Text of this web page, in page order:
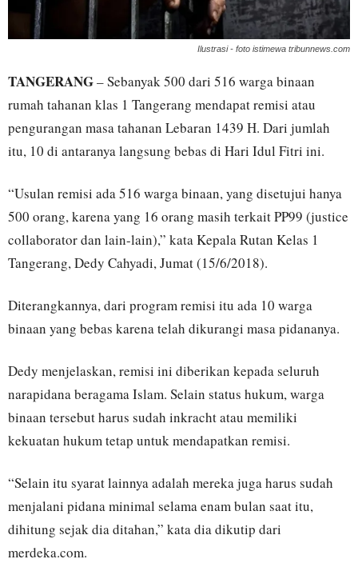
Ilustrasi - foto istimewa tribunnews.com
TANGERANG– Sebanyak 500 dari 516 warga binaan
rumah tahanan klas 1 Tangerang mendapat remisi atau
pengurangan masa tahanan Lebaran 1439 H. Dari jumlah
itu, 10 di antaranya langsung bebas di Hari Idul Fitri ini.
“Usulan remisi ada 516 warga binaan, yang disetujui hanya
500 orang, karena yang 16 orang masih terkait PP99 (justice
collaborator dan lain-lain),” kata Kepala Rutan Kelas 1
Tangerang, Dedy Cahyadi, Jumat (15/6/2018).
Diterangkannya, dari program remisi itu ada 10 warga
binaan yang bebas karena telah dikurangi masa pidananya.
Dedy menjelaskan, remisi ini diberikan kepada seluruh
narapidana beragama Islam. Selain status hukum, warga
binaan tersebut harus sudah inkracht atau memiliki
kekuatan hukum tetap untuk mendapatkan remisi.
“Selain itu syarat lainnya adalah mereka juga harus sudah
menjalani pidana minimal selama enam bulan saat itu,
dihitung sejak dia ditahan,” kata dia dikutip dari
merdeka.com.